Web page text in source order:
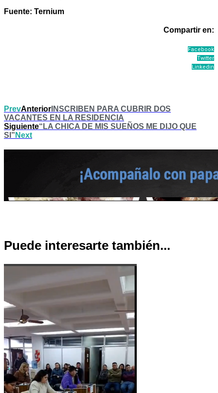
Fuente: Ternium
Compartir en:
Facebook
Twitter
Linkedin
PrevAnterior INSCRIBEN PARA CUBRIR DOS
VACANTES EN LA RESIDENCIA
Siguiente“LA CHICA DE MIS SUEÑOS ME DIJO QUE
SI” Next
Puede interesarte también...